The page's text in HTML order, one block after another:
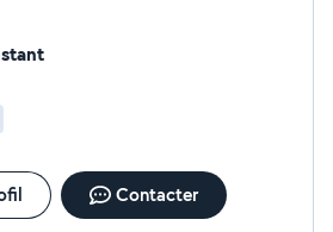
Contacter